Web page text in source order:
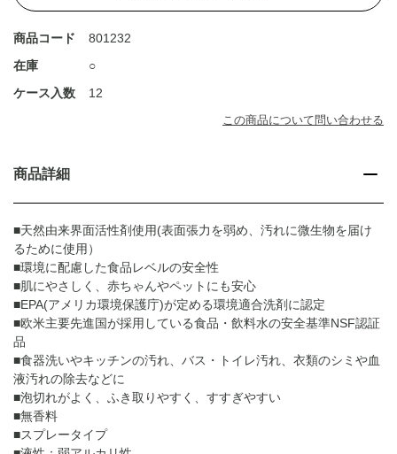
商品コード
801232
在庫
○
ケース入数
12
この商品について問い合わせる
商品詳細
■天然由来界面活性剤使用(表面張力を弱め、汚れに微生物を届け
るために使用）
■環境に配慮した食品レベルの安全性
■肌にやさしく、赤ちゃんやペットにも安心
■EPA(アメリカ環境保護庁)が定める環境適合洗剤に認定
■欧米主要先進国が採用している食品・飲料水の安全基準NSF認証
品
■食器洗いやキッチンの汚れ、バス・トイレ汚れ、衣類のシミや血
液汚れの除去などに
■泡切れがよく、ふき取りやすく、すすぎやすい
■無香料
■スプレータイプ